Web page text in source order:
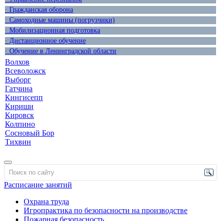
· Гражданская оборона
· Самоходные машины (погрузчики)
· Мобилизационная подготовка
· Дистанционное обучение
· Обучение в Ленинградской области
Волхов
Всеволожск
Выборг
Гатчина
Кингисепп
Кириши
Кировск
Колпино
Сосновый Бор
Тихвин
Расписание занятий
Охрана труда
Игропрактика по безопасности на производстве
Пожарная безопасность